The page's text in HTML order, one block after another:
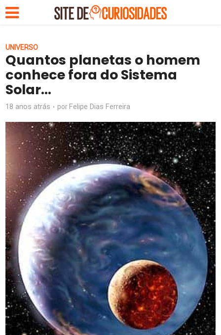
UNIVERSO
Quantos planetas o homem
conhece fora do Sistema
Solar…
18 anos atrás por Felipe Dias Ferreira